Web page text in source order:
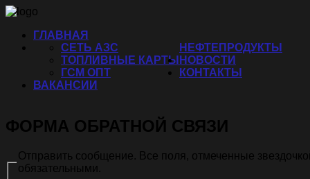
ГЛАВНАЯ
НЕФТЕПРОДУКТЫ
СЕТЬ АЗС
ТОПЛИВНЫЕ КАРТЫ
ГСМ ОПТ
НОВОСТИ
КОНТАКТЫ
ВАКАНСИИ
ФОРМА ОБРАТНОЙ СВЯЗИ
Отправить сообщение. Все поля, отмеченные
обязательными.